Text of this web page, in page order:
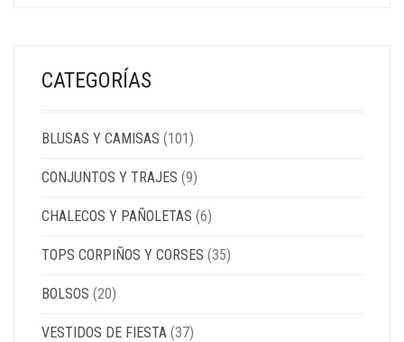
CATEGORÍAS
BLUSAS Y CAMISAS (101)
CONJUNTOS Y TRAJES (9)
CHALECOS Y PAÑOLETAS (6)
TOPS CORPIÑOS Y CORSES (35)
BOLSOS (20)
VESTIDOS DE FIESTA (37)